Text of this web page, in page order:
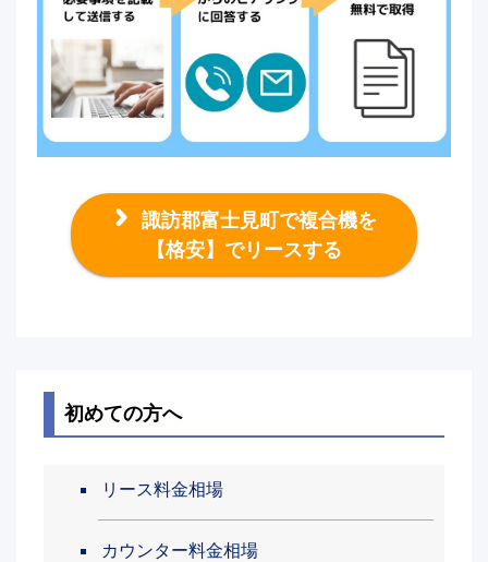
諏訪郡富士見町で複合機を
【格安】でリースする
初めての方へ
リース料金相場
カウンター料金相場